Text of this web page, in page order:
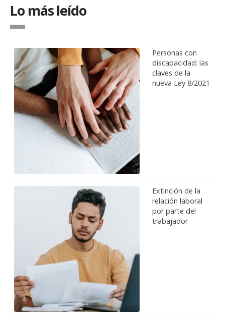
Lo más leído
Personas con
discapacidad: las
claves de la
nueva Ley 8/2021
Extinción de la
relación laboral
por parte del
trabajador